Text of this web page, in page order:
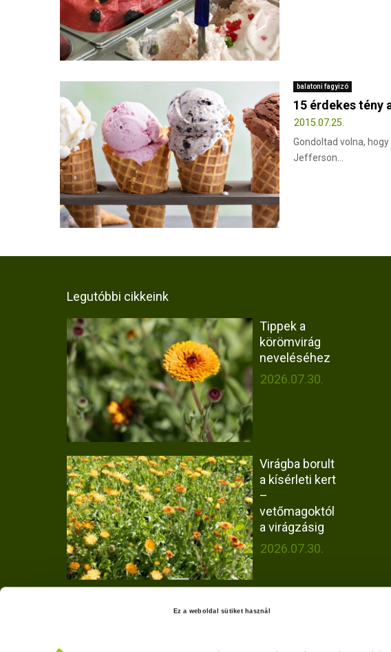
Ez a weboldal sütiket használ
balatoni fagyizó
15 érdekes tény
2015.07.25.
Gondoltad volna,
Jefferson...
Legutóbbi cikkeink
Tippek a
körömvirág
neveléséhez
2026.07.30.
Virágba borult
a kísérleti kert
–
vetőmagoktól
a virágzásig
2026.07.30.
vizsgáltuk az
borok fajta-